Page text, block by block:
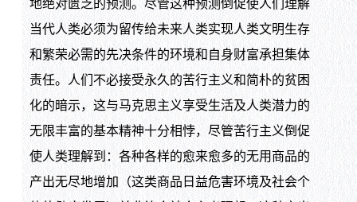
地绝对匮乏的预测。尽管这种预测倒促使人们理解
当代人类必须为留传给未来人类实现人类文明生存
和繁荣必需的先决条件的环境和自身财富承担集体
责任。人们不必接受永久的苦行主义和简朴的贫困
化的暗示，这与马克思主义享受生活及人类潜力的
无限丰富的基本精神十分相悖，尽管苦行主义倒促
使人类理解到：各种各样的愈来愈多的无用商品的
产出无尽地增加（这类商品日益危害环境及社会个